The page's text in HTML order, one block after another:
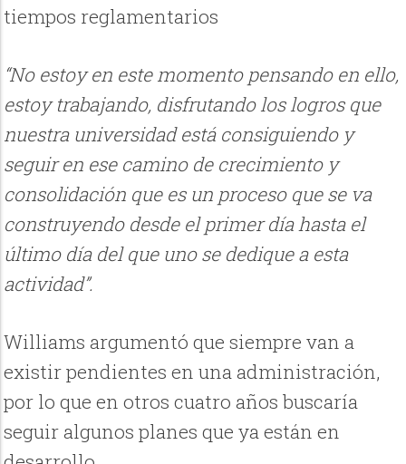
tiempos reglamentarios
“No estoy en este momento pensando en ello,
estoy trabajando, disfrutando los logros que
nuestra universidad está consiguiendo y
seguir en ese camino de crecimiento y
consolidación que es un proceso que se va
construyendo desde el primer día hasta el
último día del que uno se dedique a esta
actividad”.
Williams argumentó que siempre van a
existir pendientes en una administración,
por lo que en otros cuatro años buscaría
seguir algunos planes que ya están en